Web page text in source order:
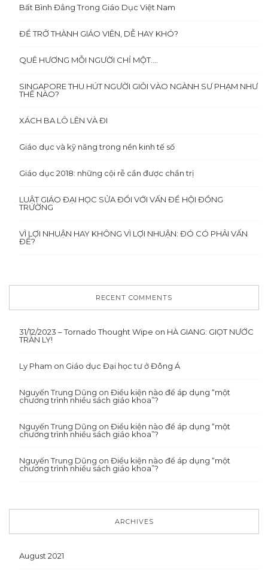
Bất Bình Đẳng Trong Giáo Dục Việt Nam
ĐỂ TRỞ THÀNH GIÁO VIÊN, DỄ HAY KHÓ?
QUÊ HƯƠNG MỖI NGƯỜI CHỈ MỘT….
SINGAPORE THU HÚT NGƯỜI GIỎI VÀO NGÀNH SƯ PHẠM NHƯ
THẾ NÀO?
XÁCH BA LÔ LÊN VÀ ĐI
Giáo dục và kỹ năng trong nền kinh tế số
Giáo dục 2018: những cội rễ cần được chẩn trị
LUẬT GIÁO ĐẠI HỌC SỬA ĐỔI VỚI VẤN ĐỀ HỘI ĐỒNG
TRƯỜNG
VÌ LỢI NHUẬN HAY KHÔNG VÌ LỢI NHUẬN: ĐÓ CÓ PHẢI VẤN
ĐỀ?
RECENT COMMENTS
31/12/2023 – Tornado Thought Wipe on HÀ GIANG: GIỌT NƯỚC
TRÀN LY!
Ly Pham on Giáo dục Đại học tư ở Đông Á
Nguyến Trung Dũng onĐiều kiện nào để áp dụng “một
chương trình nhiều sách giáo khoa”?
Nguyến Trung Dũng onĐiều kiện nào để áp dụng “một
chương trình nhiều sách giáo khoa”?
Nguyến Trung Dũng onĐiều kiện nào để áp dụng “một
chương trình nhiều sách giáo khoa”?
ARCHIVES
August 2021